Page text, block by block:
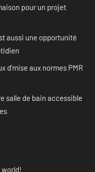
pour un projet
aussi une opportunité
d’mise aux normes PMR
salle de bain accessible
world!